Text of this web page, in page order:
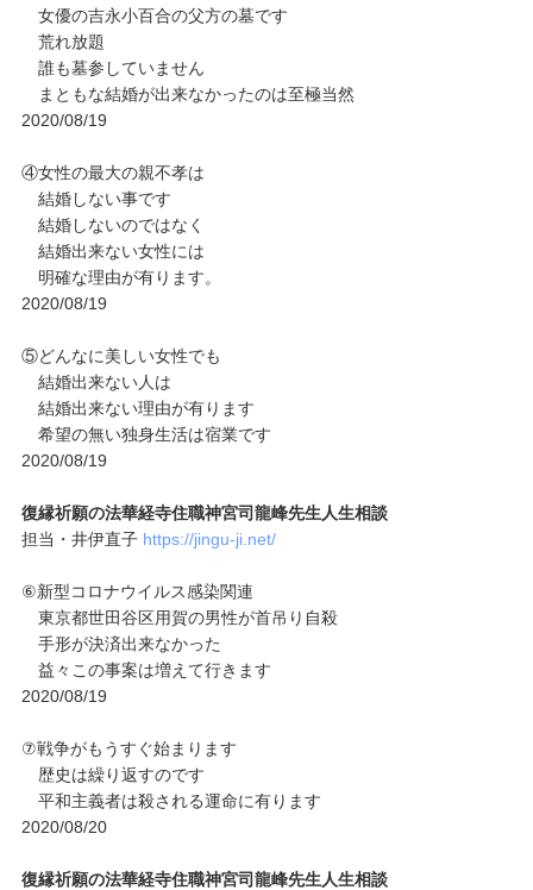
女優の吉永小百合の父方の墓です
荒れ放題
誰も墓参していません
まともな結婚が出来なかったのは至極当然
2020/08/19
④女性の最大の親不孝は
結婚しない事です
結婚しないのではなく
結婚出来ない女性には
明確な理由が有ります。
2020/08/19
⑤どんなに美しい女性でも
結婚出来ない人は
結婚出来ない理由が有ります
希望の無い独身生活は宿業です
2020/08/19
復縁祈願の法華経寺住職神宮司龍峰先生人生相談
担当・井伊直子 https://jingu-ji.net/
⑥新型コロナウイルス感染関連
東京都世田谷区用賀の男性が首吊り自殺
手形が決済出来なかった
益々この事案は増えて行きます
2020/08/19
⑦戦争がもうすぐ始まります
歴史は繰り返すのです
平和主義者は殺される運命に有ります
2020/08/20
復縁祈願の法華経寺住職神宮司龍峰先生人生相談